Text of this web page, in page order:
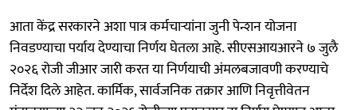
आता केंद्र सरकारने अशा पात्र कर्मचाऱ्यांना जुनी पेन्शन योजना
निवडण्याचा पर्याय देण्याचा निर्णय घेतला आहे. सीएसआयआरने ७ जुलै
२०२६ रोजी जीआर जारी करत या निर्णयाची अंमलबजावणी करण्याचे
निर्देश दिले आहेत. कार्मिक, सार्वजनिक तक्रार आणि निवृत्तीवेतन